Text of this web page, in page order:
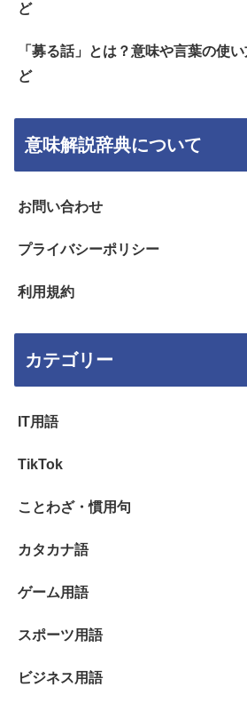
ど
「募る話」とは？意味や言葉の使
ど
意味解説辞典について
お問い合わせ
プライバシーポリシー
利用規約
カテゴリー
IT用語
TikTok
ことわざ・慣用句
カタカナ語
ゲーム用語
スポーツ用語
ビジネス用語